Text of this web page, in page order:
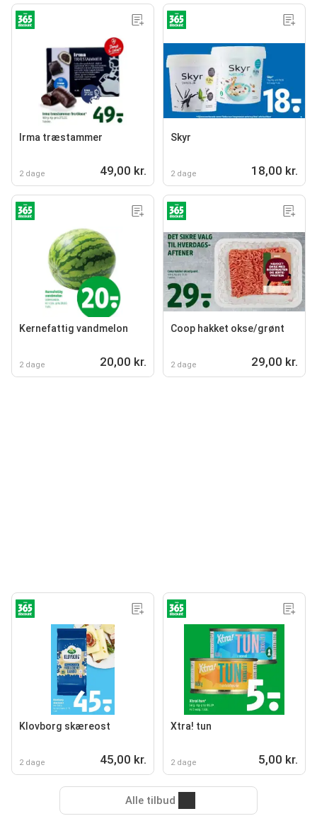
Irma træstammer
2 dage 49,00 kr.
Skyr
2 dage 18,00 kr.
Kernefattig vandmelon
2 dage 20,00 kr.
Coop hakket okse/grønt
2 dage 29,00 kr.
Klovborg skæreost
2 dage 45,00 kr.
Xtra! tun
2 dage 5,00 kr.
Alle tilbud